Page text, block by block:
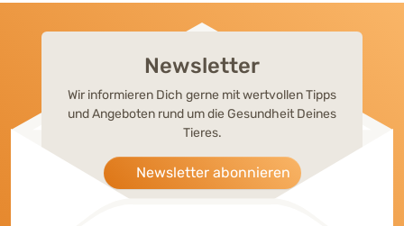
Newsletter
Wir informieren Dich gerne mit wertvollen Tipps
und Angeboten rund um die Gesundheit Deines
Tieres.
Newsletter abonnieren